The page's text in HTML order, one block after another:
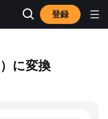
登録
に変換